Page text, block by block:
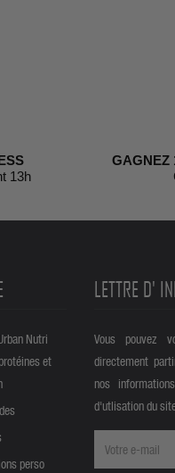
13h
GAGNEZ
Nutri
et
perso
LETTRE D'
Vous pouvez
directement
nos
d'utlisation du